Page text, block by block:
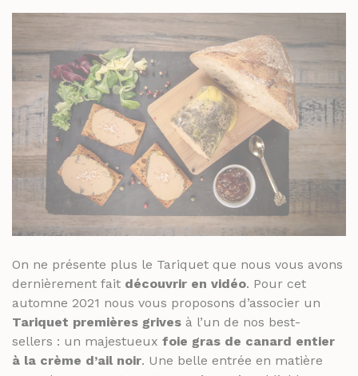
On ne présente plus le Tariquet que nous vous avons
dernièrement fait découvrir en vidéo. Pour cet
automne 2021 nous vous proposons d’associer un
Tariquet premières grives à l’un de nos best-
sellers : un majestueux foie gras de canard entier
à la crème d’ail noir. Une belle entrée en matière